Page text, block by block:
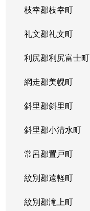
枝幸郡枝幸町
礼文郡礼文町
利尻郡利尻富士町
網走郡美幌町
斜里郡斜里町
斜里郡小清水町
常呂郡置戸町
紋別郡遠軽町
紋別郡滝上町